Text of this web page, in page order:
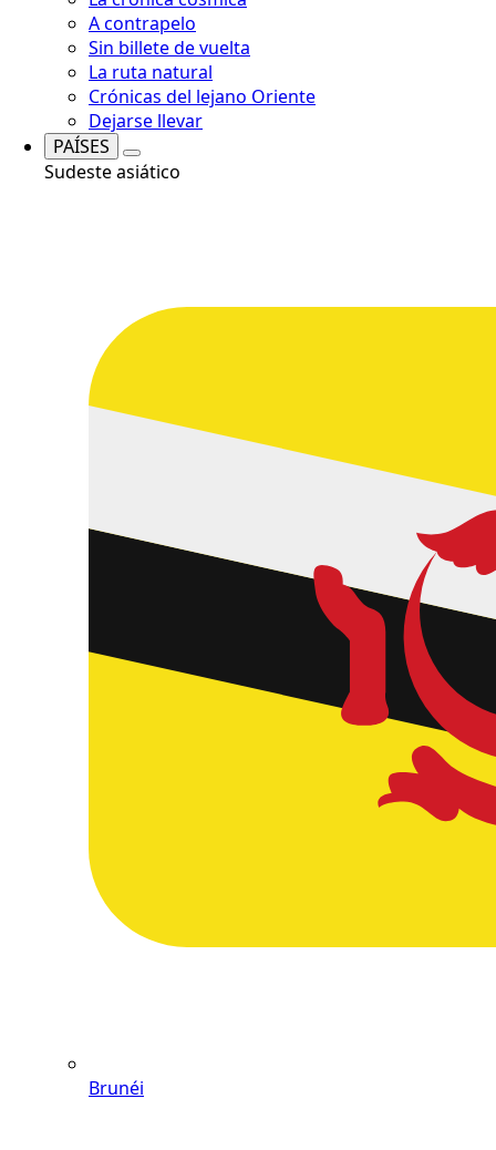
A contrapelo
Sin billete de vuelta
La ruta natural
Crónicas del lejano Oriente
Dejarse llevar
PAÍSES
Sudeste asiático
Brunéi